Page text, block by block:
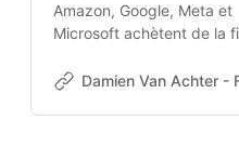
Amazon, Google, Meta et
Microsoft achètent de la
irakiens pour sécuriser
Damien Van Achter -